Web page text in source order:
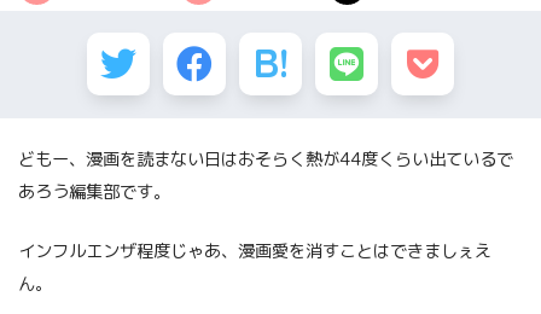
どもー、漫画を読まない日はおそらく熱が44度くらい出ているで
あろう編集部です。
インフルエンザ程度じゃあ、漫画愛を消すことはできましぇえ
ん。